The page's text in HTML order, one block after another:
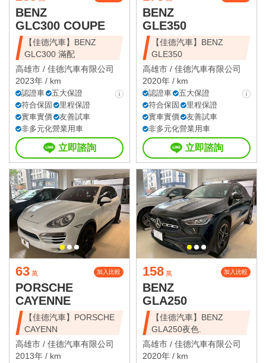
BENZ
GLC300 COUPE
【佳德汽車】BENZ
GLC300 滿配
高雄市 / 佳德汽車有限公司
2023年 / km
認證車
五大保證
符合保固
里程保證
實車實價
友善試車
非多元化營業用車
立即諮詢
BENZ
GLE350
【佳德汽車】BENZ
GLE350
高雄市 / 佳德汽車有限公司
2020年 / km
認證車
五大保證
符合保固
里程保證
實車實價
友善試車
非多元化營業用車
立即諮詢
63 萬 加入比較
PORSCHE
CAYENNE
【佳德汽車】PORSCHE
CAYENN
高雄市 / 佳德汽車有限公司
2013年 / km
158 萬 加入比較
BENZ
GLA250
【佳德汽車】BENZ
GLA250夜色.
高雄市 / 佳德汽車有限公司
2020年 / km